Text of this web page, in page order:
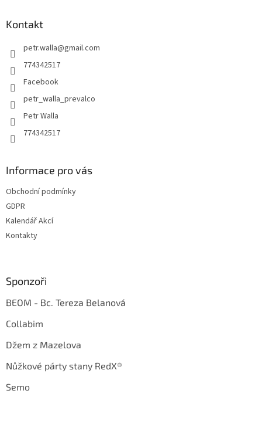
Kontakt
petr.walla@gmail.com
774342517
Facebook
petr_walla_prevalco
Petr Walla
774342517
Informace pro vás
Obchodní podmínky
GDPR
Kalendář Akcí
Kontakty
Sponzoři
BEOM - Bc. Tereza Belanová
Collabim
Džem z Mazelova
Nůžkové párty stany RedX®
Semo